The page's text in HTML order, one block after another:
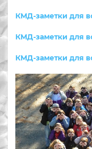
КМД-заметки для
КМД-заметки для
КМД-заметки для